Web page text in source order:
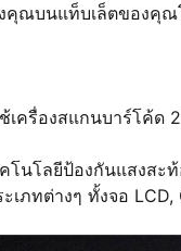
ณบนแท็บเล็ตของคุ
ช้เครื่องสแกนบาร์โค้
โนโลยีป้องกันแสงสะ
ภทต่างๆ ทั้งจอ LCD,